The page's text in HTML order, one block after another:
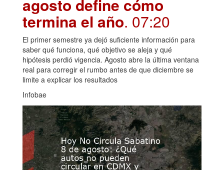
agosto define cómo
termina el año. 07:20
El primer semestre ya dejó suficiente información para
saber qué funciona, qué objetivo se aleja y qué
hipótesis perdió vigencia. Agosto abre la última ventana
real para corregir el rumbo antes de que diciembre se
limite a explicar los resultados
Infobae